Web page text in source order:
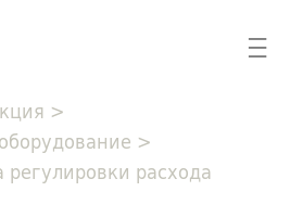
☰
>
>
расхода